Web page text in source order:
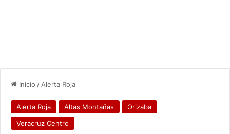
Inicio / Alerta Roja
Alerta Roja Altas Montañas
Orizaba
Veracruz Centro